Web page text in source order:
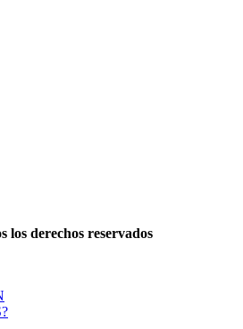
los derechos reservados